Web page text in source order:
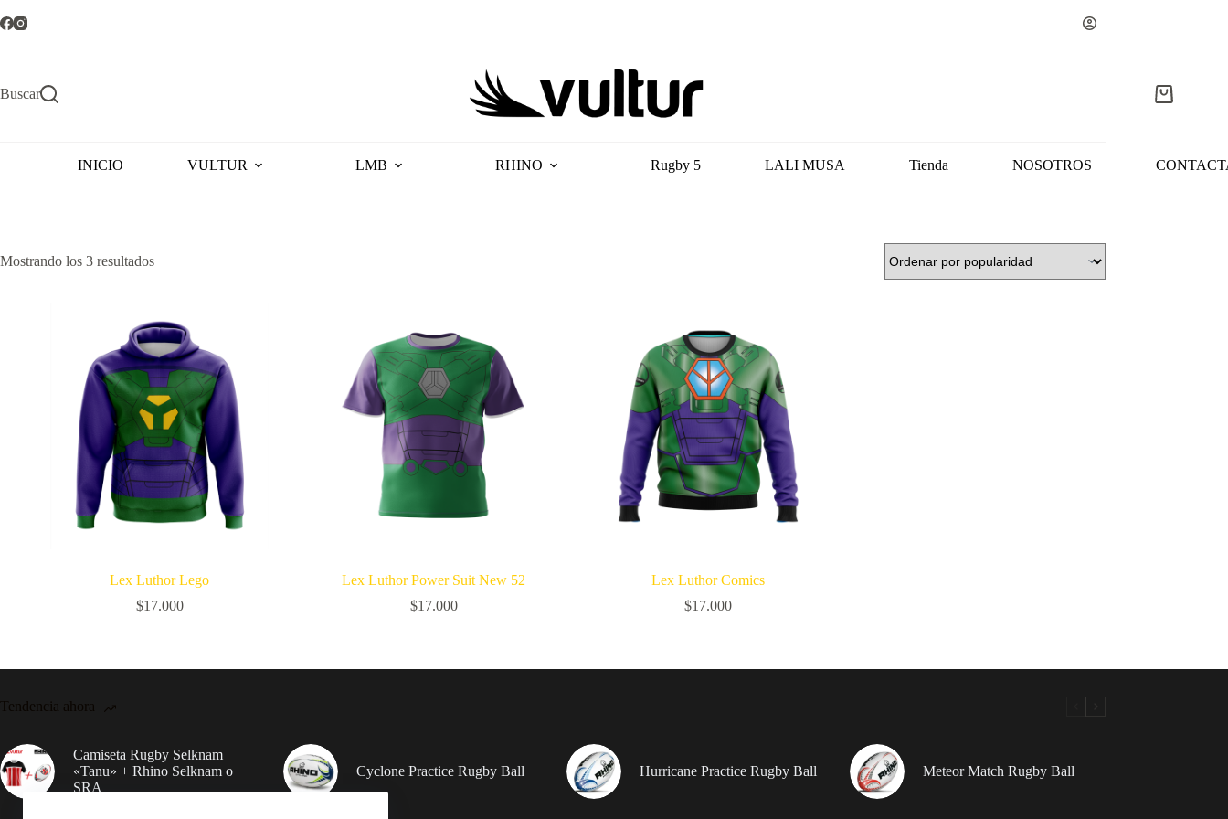
al
Buscar
Carro
INICIO VULTUR LMB RHINO Rugby 5 LALI MUSA Tienda NOSOTROS
Mostrando los 3 resultadosOrdenado
Lex Luthor Lego
$17.000
Lex Luthor Power Suit New 52
$17.000
Lex Luthor Comics
$17.000
Tendencia ahora
Camiseta Rugby Selknam
«Tanu» + Rhino Selknam o
SRA
Cyclone Practice Rugby Ball Hurricane Practice Rugby Ball Meteor Match Rugby Ball